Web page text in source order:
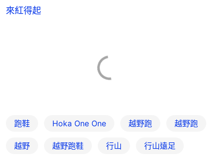
來紅得起
跑鞋 Hoka One One 越野跑 越野跑
越野 越野跑鞋 行山 行山遠足